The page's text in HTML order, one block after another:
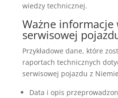
wiedzy technicznej.
Ważne
serwisowej
Przykładowe dane, które
raportach technicznych
serwisowej pojazdu z
Data i opis